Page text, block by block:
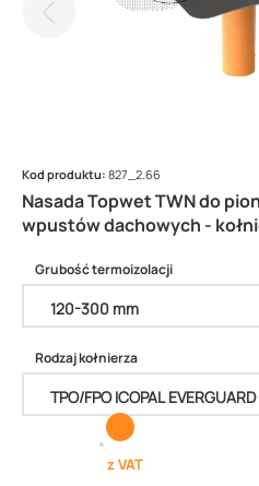
Nasada Topwet TWN do
wpustów dachowych -
Kod produktu: 827_2.66
Grubość termoizolacji
Rodzaj kołnierza
z VAT